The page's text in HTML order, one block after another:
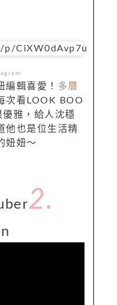
CiXW0dAvp7u
編輯喜愛！ 多層
次看 LOOK BOO
雅，給人沈穩
他也是位生活精
妞妞～
2.